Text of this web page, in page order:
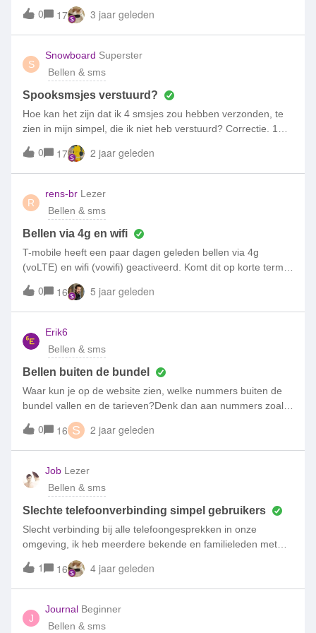
0 17 3 jaar geleden
S
Snowboard Superster
Bellen & sms
Spooksmsjes verstuurd?
Hoe kan het zijn dat ik 4 smsjes zou hebben verzonden, te
zien in mijn simpel, die ik niet heb verstuurd? Correctie. 1
sms wel maar de overige zijn voor mij onbekend.
0 17 2 jaar geleden
R
rens-br Lezer
Bellen & sms
Bellen via 4g en wifi
T-mobile heeft een paar dagen geleden bellen via 4g
(voLTE) en wifi (vowifi) geactiveerd. Komt dit op korte termijn
ook beschikbaar voor Simpel klanten of kunnen we hier al
gebruik van maken? Ik hoor het graag.
0 16 5 jaar geleden
Erik6
Bellen & sms
Bellen buiten de bundel
Waar kun je op de website zien, welke nummers buiten de
bundel vallen en de tarieven?Denk dan aan nummers zoals
140, 084, 087 en 066
0 16 S 2 jaar geleden
Job Lezer
Bellen & sms
Slechte telefoonverbinding simpel gebruikers
Slecht verbinding bij alle telefoongesprekken in onze
omgeving, ik heb meerdere bekende en familieleden met
een Simpel abonnement met hetzelfde probleem. Probleem
is er sinds een maand ongeveer. Mijn eigen vermoeden zegt
dat het ontstaan is na de week waarin er harde wind/slecht
weer was vorige maand. De telefoongesprekken beginnen
de eerst 10 seconden normaal, daarna robot stemmen en
1 16 4 jaar geleden
J
Journal Beginner
Bellen & sms